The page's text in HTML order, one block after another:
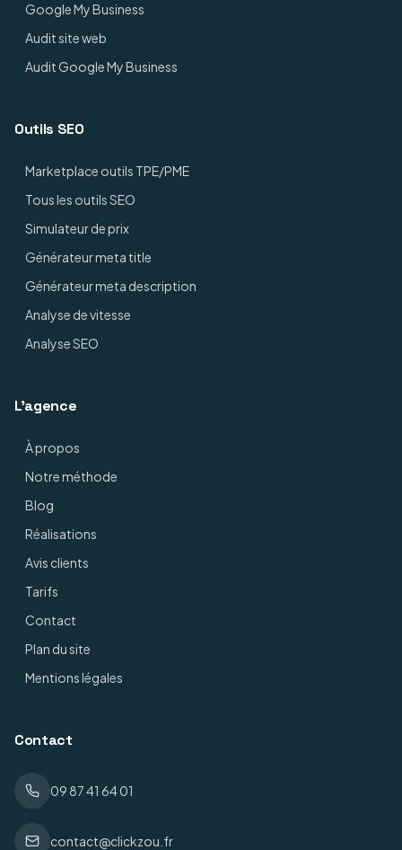
Google My Business
Audit site web
Audit Google My Business
Outils SEO
Marketplace outils TPE/PME
Tous les outils SEO
Simulateur de prix
Générateur meta title
Générateur meta description
Analyse de vitesse
Analyse SEO
L'agence
À propos
Notre méthode
Blog
Réalisations
Avis clients
Tarifs
Contact
Plan du site
Mentions légales
Contact
09 87 41 64 01
contact@clickzou.fr